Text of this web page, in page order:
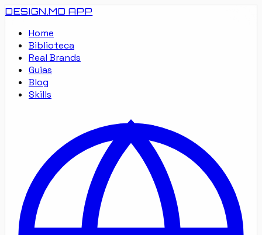
DESIGN.MD APP
Home
Biblioteca
Real Brands
Guias
Blog
Skills